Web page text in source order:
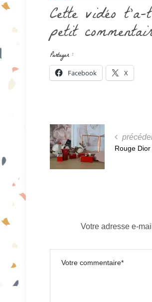
Cette vidéo
petit
Partager :
Facebook X
Rouge
Votre adresse e-